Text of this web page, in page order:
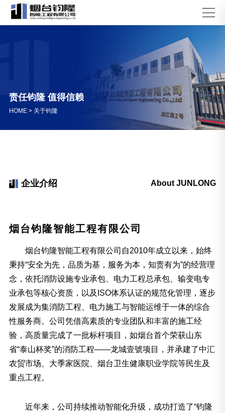
责任钧隆 值得信赖
HOME> 关于钧隆
企业介绍 About JUNLONG
烟台钧隆智能工程有限公司
烟台钧隆智能工程有限公司自2010年成立以来，始终
秉持“安全为先，品质为基，服务为本，知责有为”的经营理
念，依托消防设施专业承包、电力工程总承包、输变电专
业承包等核心资质，以及ISO体系认证的规范化管理，逐步
发展成为集消防工程、电力施工与智能运维于一体的综合
性服务商。公司凭借高素质的专业团队和丰富的施工经
验，高质量完成了一批标杆项目，如烟台首个荣获山东
省“泰山杯奖”的消防工程——龙城壹號项目，并承建了中汇
农贸市场、大季家医院、烟台卫生健康职业学院等民生及
重点工程。
近年来，公司持续推动智能化升级，成功打造了“钧隆